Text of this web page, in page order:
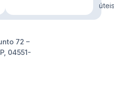
72 –
04551-